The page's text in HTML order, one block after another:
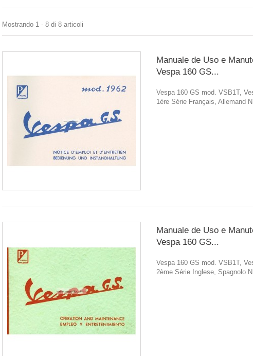
Mostrando 1 - 8 di 8 articoli
Manuale de Uso e
Vespa 160 GS...
Vespa 160 GS mod. VSB1T,
1ère Série Français, Allemand
Manuale de Uso e
Vespa 160 GS...
Vespa 160 GS mod. VSB1T,
2ème Série Inglese, Spagnolo